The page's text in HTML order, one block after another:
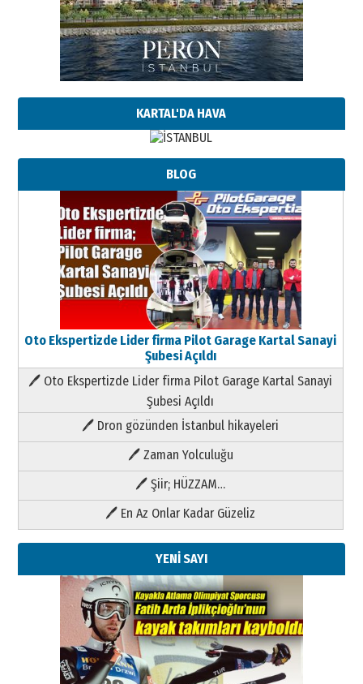
KARTAL'DA HAVA
BLOG
Oto Ekspertizde Lider firma Pilot Garage Kartal Sanayi
Şubesi Açıldı
🖊 Oto Ekspertizde Lider firma Pilot Garage Kartal Sanayi
Şubesi Açıldı
🖊 Dron gözünden İstanbul hikayeleri
🖊 Zaman Yolculuğu
🖊 Şiir; HÜZZAM…
🖊 En Az Onlar Kadar Güzeliz
YENİ SAYI